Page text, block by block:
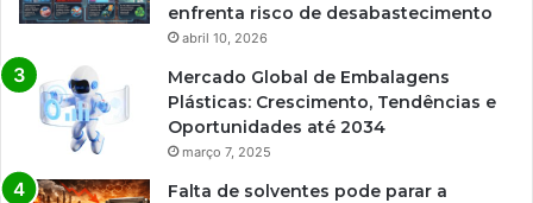
enfrenta risco de desabastecimento
abril 10, 2026
Mercado Global de Embalagens
Plásticas: Crescimento, Tendências e
Oportunidades até 2034
março 7, 2025
Falta de solventes pode parar a